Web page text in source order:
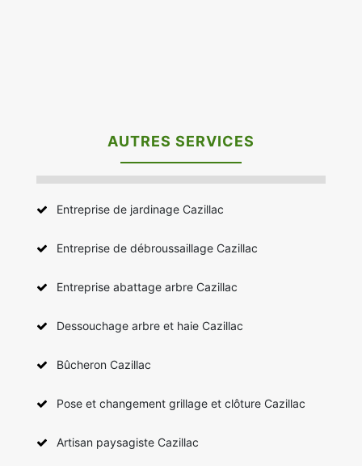
AUTRES SERVICES
Entreprise de jardinage Cazillac
Entreprise de débroussaillage Cazillac
Entreprise abattage arbre Cazillac
Dessouchage arbre et haie Cazillac
Bûcheron Cazillac
Pose et changement grillage et clôture Cazillac
Artisan paysagiste Cazillac